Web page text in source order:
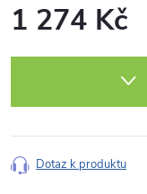
1 274 Kč
Dotaz k produktu